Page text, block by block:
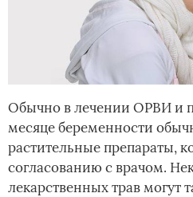
Обычно в лечении ОРВИ и
месяце беременности
растительные препараты,
согласованию с врачом.
лекарственных трав могут